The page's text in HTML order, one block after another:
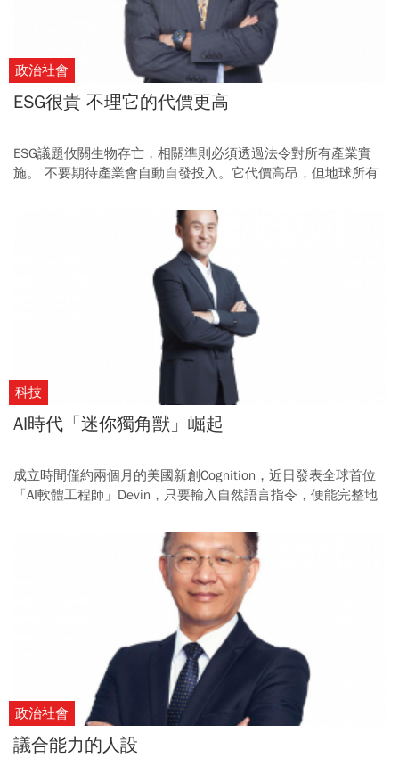
政治社會
ESG很貴 不理它的代價更高
ESG議題攸關生物存亡，相關準則必須透過法令對所有產業實
施。 不要期待產業會自動自發投入。它代價高昂，但地球所有
科技
AI時代「迷你獨角獸」崛起
成立時間僅約兩個月的美國新創Cognition，近日發表全球首位
「AI軟體工程師」Devin，只要輸入自然語言指令，便能完整地
政治社會
議合能力的人設